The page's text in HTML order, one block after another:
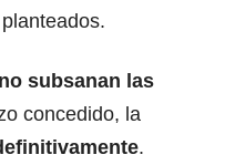
no subsanan las
concedido, la
.